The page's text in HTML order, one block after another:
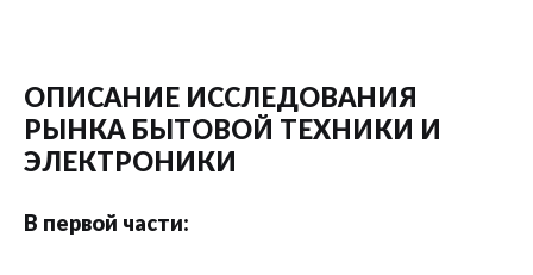
ОПИСАНИЕ ИССЛЕДОВАНИЯ
РЫНКА БЫТОВОЙ ТЕХНИКИ И
ЭЛЕКТРОНИКИ
В первой части: